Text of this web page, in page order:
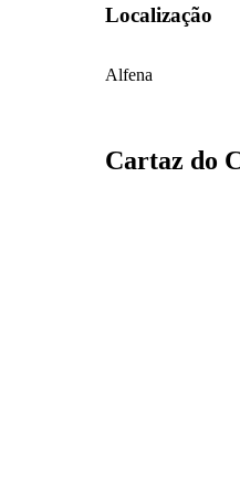
Localização
Alfena
Cartaz do